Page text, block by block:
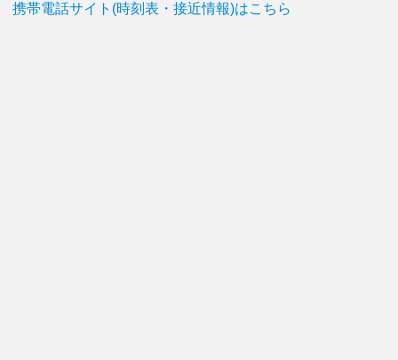
携帯電話サイト(時刻表・接近情報)はこちら